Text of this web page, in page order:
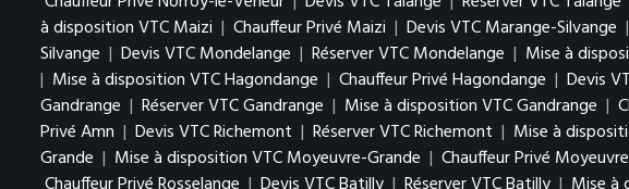
à disposition VTC Maizi | Chauffeur Privé Maizi | Devis VTC Marange-Silvange |
Silvange | Devis VTC Mondelange | Réserver VTC Mondelange | Mise à
| Mise à disposition VTC Hagondange | Chauffeur Privé Hagondange | Devis
Gandrange | Réserver VTC Gandrange | Mise à disposition VTC Gandrange |
Privé Amn | Devis VTC Richemont | Réserver VTC Richemont | Mise à
Grande | Mise à disposition VTC Moyeuvre-Grande | Chauffeur Privé